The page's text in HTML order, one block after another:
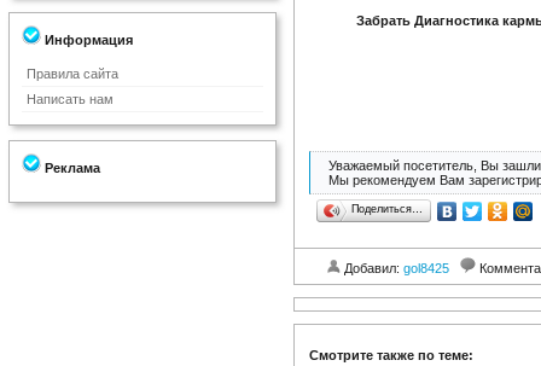
Информация
Правила сайта
Написать нам
Реклама
Забрать Диагностика
Уважаемый посетитель, Вы зашли
Мы рекомендуем Вам
Поделиться…
Добавил: gol8425
Смотрите также по теме: